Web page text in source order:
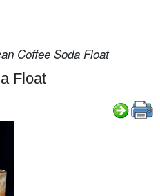
Coffee Soda Float
Float